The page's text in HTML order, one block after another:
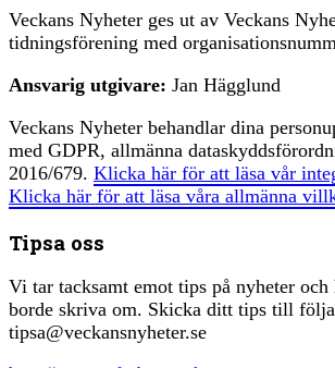
Veckans Nyheter ges ut av Veckans
tidningsförening med
Ansvarig utgivare: Jan Hägglund
Veckans Nyheter behandlar dina
med GDPR, allmänna
2016/679. Klicka här för att läsa vår
Klicka här för att läsa våra allmänna
Tipsa oss
Vi tar tacksamt emot tips på nyheter och
borde skriva om. Skicka ditt tips till
tipsa@veckansnyheter.se